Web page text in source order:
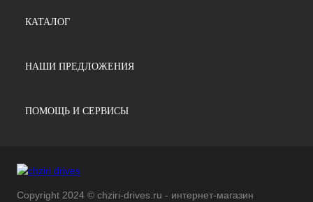
КАТАЛОГ
НАШИ ПРЕДЛОЖЕНИЯ
ПОМОЩЬ И СЕРВИСЫ
Copyright 2024 © chziri-drives.ru - интернет-магазин